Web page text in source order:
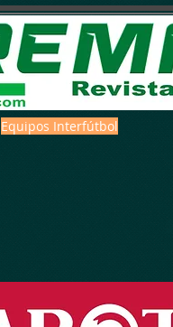
Equipos Interfútbol